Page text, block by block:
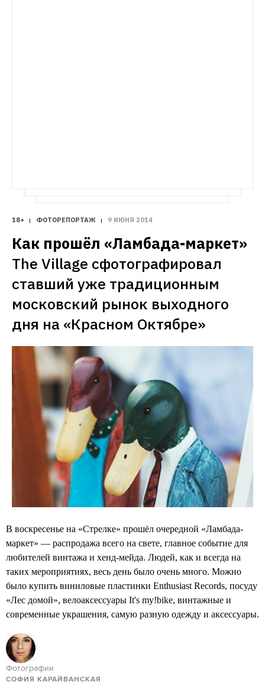
18+ ФОТОРЕПОРТАЖ 9 ИЮНЯ 2014
Как прошёл «Ламбада-маркет»
The Village сфотографировал
ставший уже традиционным
московский рынок выходного
дня на «Красном Октябре»
В воскресенье на «Стрелке» прошёл очередной «Ламбада-
маркет» — распродажа всего на свете, главное событие для
любителей винтажа и хенд-мейда. Людей, как и всегда на
таких мероприятиях, весь день было очень много. Можно
было купить виниловые пластинки Enthusiast Records, посуду
«Лес домой», велоаксессуары It's my!bike, винтажные и
современные украшения, самую разную одежду и аксессуары.
Фотографии
СОФИЯ КАРАЙВАНСКАЯ